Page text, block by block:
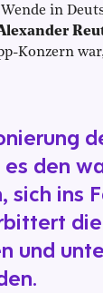
in
Konzern
den
sich ins
und